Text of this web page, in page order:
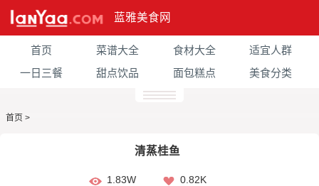
蓝雅美食网
首页 菜谱大全 食材大全
适宜人群
一日三餐
甜点饮品 面包糕点 美食分类
首页 >
清蒸桂鱼
1.83W 0.82K